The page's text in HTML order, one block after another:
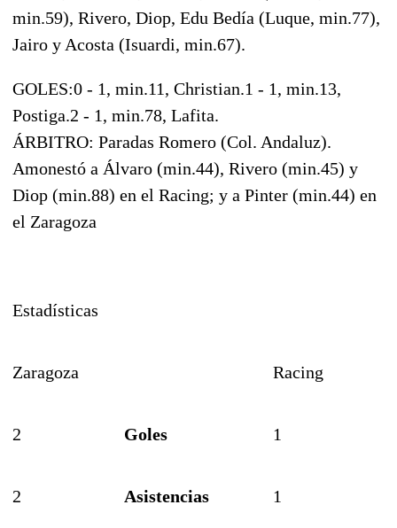
min.59), Rivero, Diop, Edu Bedía (Luque, min.77),
Jairo y Acosta (Isuardi, min.67).
GOLES:0 - 1, min.11, Christian.1 - 1, min.13,
Postiga.2 - 1, min.78, Lafita.
ÁRBITRO: Paradas Romero (Col. Andaluz).
Amonestó a Álvaro (min.44), Rivero (min.45) y
Diop (min.88) en el Racing; y a Pinter (min.44) en
el Zaragoza
Estadísticas
Zaragoza Racing
2 Goles 1
2 Asistencias 1